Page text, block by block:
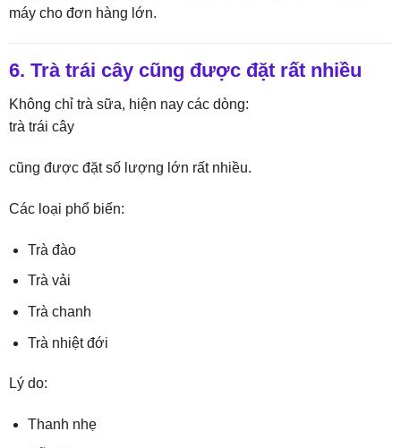
máy cho đơn hàng lớn.
6. Trà trái cây cũng được đặt rất nhiều
Không chỉ trà sữa, hiện nay các dòng:
trà trái cây
cũng được đặt số lượng lớn rất nhiều.
Các loại phổ biến:
Trà đào
Trà vải
Trà chanh
Trà nhiệt đới
Lý do:
Thanh nhẹ